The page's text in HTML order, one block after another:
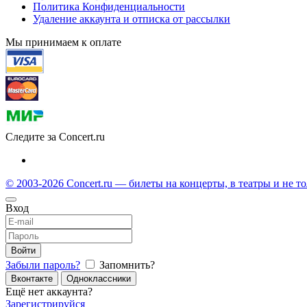
Политика Конфиденциальности
Удаление аккаунта и отписка от рассылки
Мы принимаем к оплате
Следите за Concert.ru
© 2003-2026 Concert.ru — билеты на концерты, в театры и не
Вход
Войти
Забыли пароль? Запомнить?
Вконтакте Одноклассники
Ещё нет аккаунта?
Зарегистрируйся